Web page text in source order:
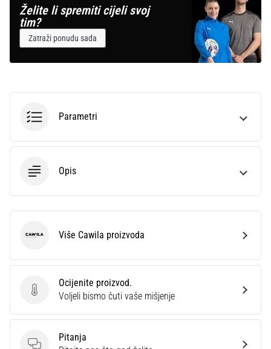
Želite li spremiti cijeli svoj
tim?
Zatraži ponudu sada
Parametri
Opis
Ocijenite proizvod.
Ocijenite proizvod.
Voljeli bismo čuti vaše mišjenje
Pitanja
Cawila Više Cawila proizvoda